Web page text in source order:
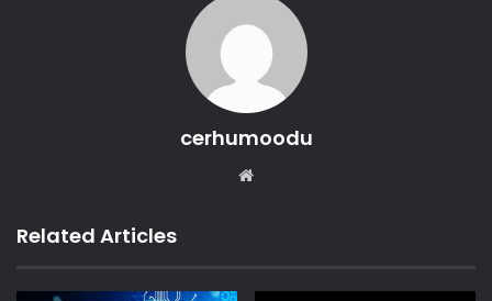
cerhumoodu
Related Articles